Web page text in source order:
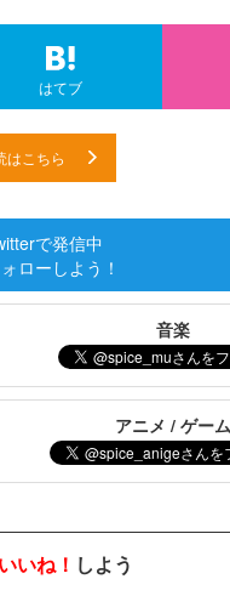
はてブ
こちら
で発信中
ローしよう！
音楽
アニメ / ゲー
いいね！ しよう